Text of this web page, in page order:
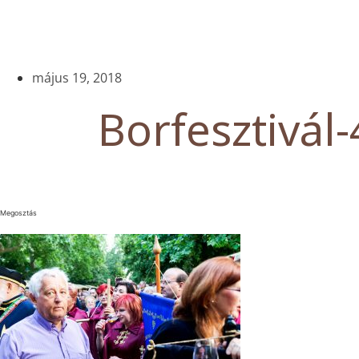
május 19, 2018
Megosztás